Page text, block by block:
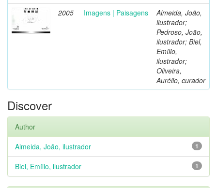
2005 Imagens | Paisagens
Almeida, João,
ilustrador;
Pedroso, João,
ilustrador; Biel,
Emílio,
ilustrador;
Oliveira,
Aurélio, curador
Discover
Author
1
Almeida, João, ilustrador
1
Biel, Emílio, ilustrador